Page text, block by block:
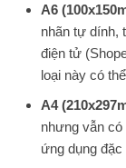
A6
nhãn tự dính,
điện tử
loại này có
A4
nhưng vẫn có
ứng dụng